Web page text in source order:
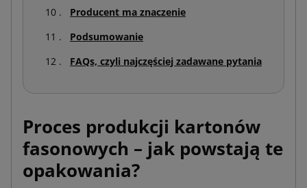
Producent ma znaczenie
Podsumowanie
FAQs, czyli najczęściej zadawane pytania
Proces produkcji kartonów
fasonowych – jak powstają te
opakowania?